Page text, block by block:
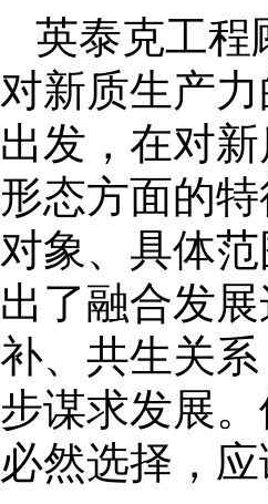
英泰克工程
对新质生产
出发，在对
形态方面的
对象、具体
出了融合发
补、共生关
步谋求发展
必然选择，